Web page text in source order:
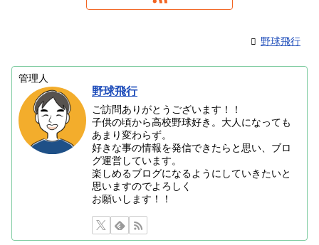
野球飛行
管理人
野球飛行
ご訪問ありがとうございます！！
子供の頃から高校野球好き。大人になっても
あまり変わらず。
好きな事の情報を発信できたらと思い、ブロ
グ運営しています。
楽しめるブログになるようにしていきたいと
思いますのでよろしく
お願いします！！